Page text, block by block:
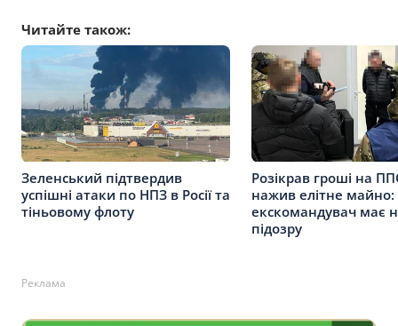
Читайте також:
Зеленський підтвердив
успішні атаки по НПЗ в Росії та
тіньовому флоту
Розікрав гроші на
нажив елітне майно:
екскомандувач має
підозру
Реклама